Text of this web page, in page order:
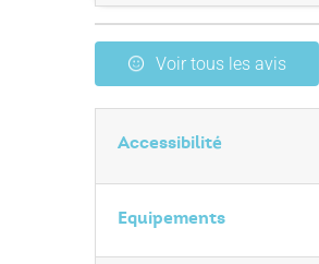
Voir tous les avis
Accessibilité
Equipements